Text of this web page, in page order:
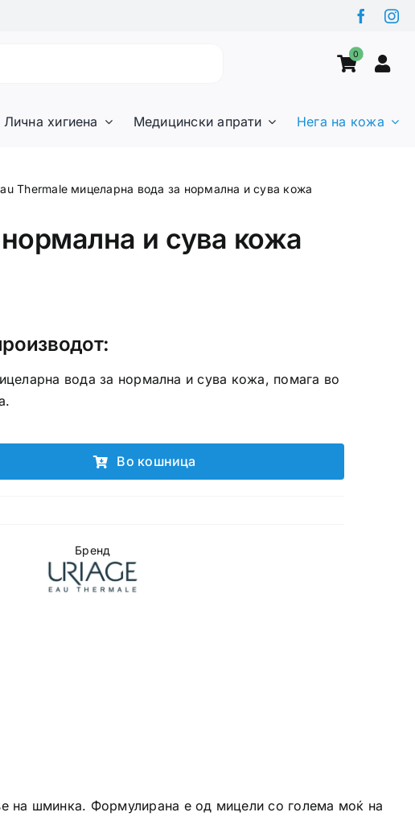
0
Лична хигиена Медицински апрати Нега на кожа
Thermale мицеларна вода за нормална и сува кожа
и сува кожа
вода за нормална и сува кожа, помага во
Во кошница
Бренд
на шминка. Формулирана е од мицели со голема моќ на